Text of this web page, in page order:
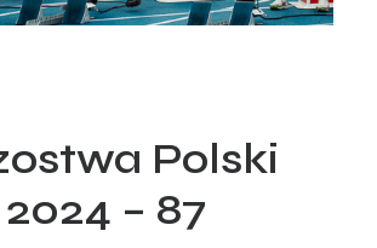
Polski
– 87